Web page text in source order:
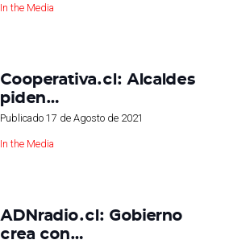
In the Media
Cooperativa.cl: Alcaldes
piden…
Publicado 17 de Agosto de 2021
In the Media
ADNradio.cl: Gobierno
crea con…